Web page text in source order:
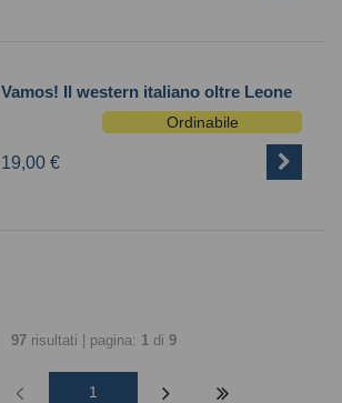
Vamos! Il western italiano oltre Leone
Ordinabile
19,00 €
97risultati | pagina: 1di 9
1